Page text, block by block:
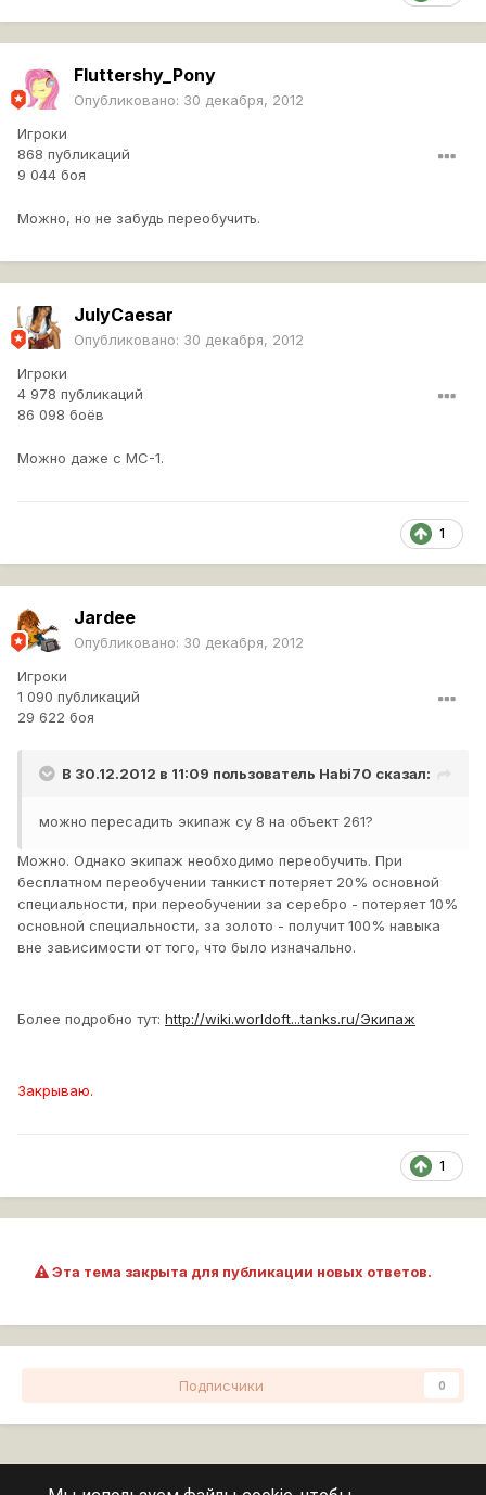
Fluttershy_Pony
Опубликовано: 30 декабря, 2012
Игроки
868 публикаций
9 044 боя
Можно, но не забудь переобучить.
JulyCaesar
Опубликовано: 30 декабря, 2012
Игроки
4 978 публикаций
86 098 боёв
Можно даже с МС-1.
1
Jardee
Опубликовано: 30 декабря, 2012
Игроки
1 090 публикаций
29 622 боя
В 30.12.2012 в 11:09 пользователь Habi70 сказал:
можно пересадить экипаж су 8 на объект 261?
Можно. Однако экипаж необходимо переобучить. При
бесплатном переобучении танкист потеряет 20% основной
специальности, при переобучении за серебро - потеряет 10%
основной специальности, за золото - получит 100% навыка
вне зависимости от того, что было изначально.
Более подробно тут: http://wiki.worldoft...tanks.ru/Экипаж
Закрываю.
1
Эта тема закрыта для публикации новых ответов.
Подписчики 0